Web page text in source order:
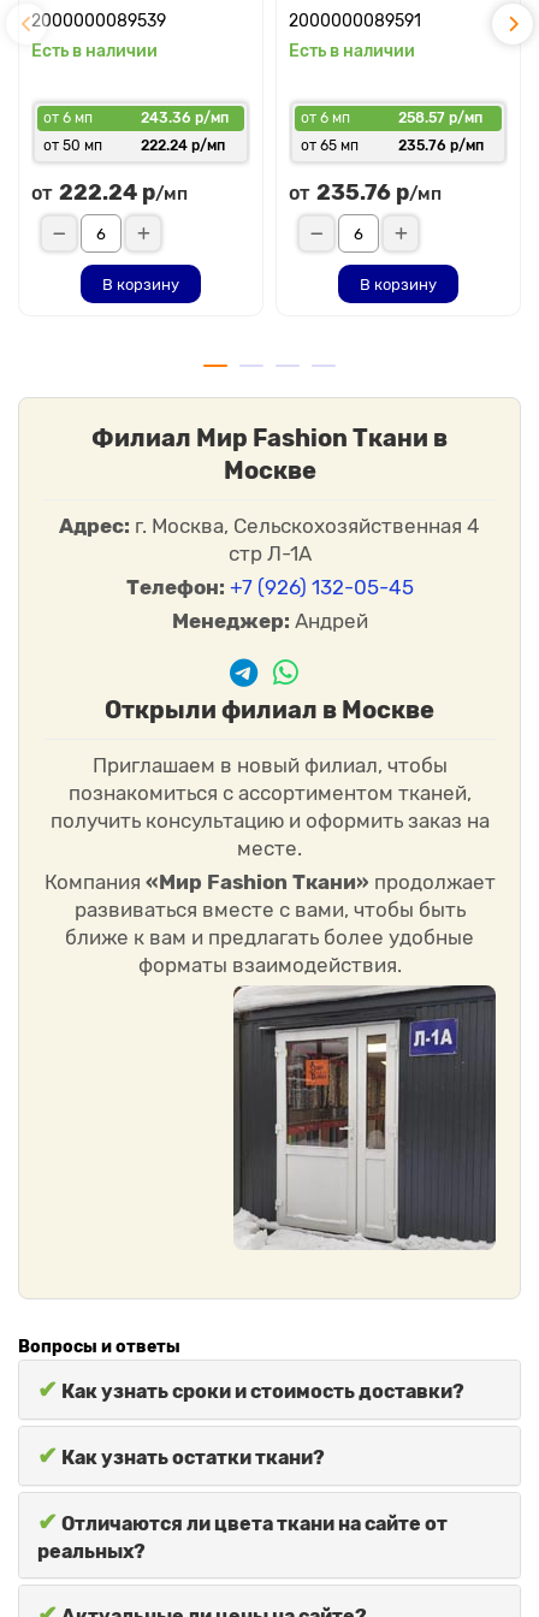
2000000089539
Есть в наличии
от 6 мп
243.36 р/мп
от 50 мп
222.24 р/мп
от 222.24 р/мп
В корзину
2000000089591
Есть в наличии
от 6 мп
258.57 р/мп
от 65 мп
235.76 р/мп
от 235.76 р/мп
В корзину
Филиал Мир Fashion Ткани в
Москве
Адрес: г. Москва, Сельскохозяйственная 4
стр Л-1А
Телефон: +7 (926) 132-05-45
Менеджер: Андрей
Открыли филиал в Москве
Приглашаем в новый филиал, чтобы
познакомиться с ассортиментом тканей,
получить консультацию и оформить заказ на
месте.
Компания «Мир Fashion Ткани» продолжает
развиваться вместе с вами, чтобы быть
ближе к вам и предлагать более удобные
форматы взаимодействия.
Вопросы и ответы
✔ Как узнать сроки и стоимость доставки?
✔ Как узнать остатки ткани?
✔ Отличаются ли цвета ткани на сайте от
реальных?